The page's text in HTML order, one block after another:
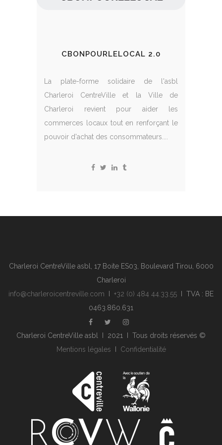
CBONPOURLELOCAL 2.0
La plate-forme solidaire de l'asbl
Charleroi CentreVille et la Ville de
Charleroi revient pour aider les
commerces locaux tout en renforçant le
pouvoir d'achat des consommateurs....
Charleroi CentreVille asbl, 17 Boite ES03, Boulevard Tirou, 6000
Charleroi
info@charleroicentreville.com
+32 (0) 484 44.33.55 I TVA : BE
0463.860.631
Charleroi CentreVille asbl I 2021 I Tous droits réservés ©
Mentions légales
Confidentialité